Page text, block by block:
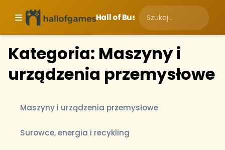
Hall of Business
Kategoria: Maszyny i
urządzenia przemysłowe
Maszyny i urządzenia przemysłowe
Surowce, energia i recykling